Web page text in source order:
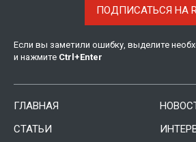
ПОДПИСАТЬСЯ НА
Если вы заметили ошибку, выделите
и нажмите Ctrl +Enter
ГЛАВНАЯ
СТАТЬИ